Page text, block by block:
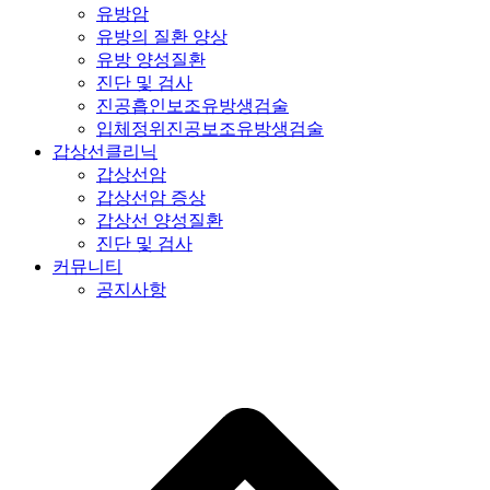
유방암
유방의 질환 양상
유방 양성질환
진단 및 검사
진공흡인보조유방생검술
입체정위진공보조유방생검술
갑상선클리닉
갑상선암
갑상선암 증상
갑상선 양성질환
진단 및 검사
커뮤니티
공지사항